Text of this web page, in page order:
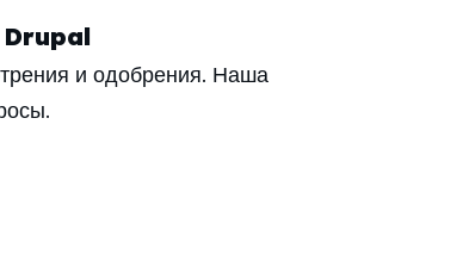
Drupal
и одобрения. Наша